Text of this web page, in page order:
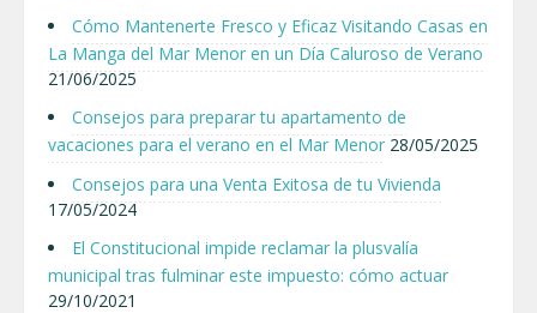
Cómo Mantenerte Fresco y Eficaz Visitando Casas en
La Manga del Mar Menor en un Día Caluroso de Verano
21/06/2025
Consejos para preparar tu apartamento de
vacaciones para el verano en el Mar Menor 28/05/2025
Consejos para una Venta Exitosa de tu Vivienda
17/05/2024
El Constitucional impide reclamar la plusvalía
municipal tras fulminar este impuesto: cómo actuar
29/10/2021